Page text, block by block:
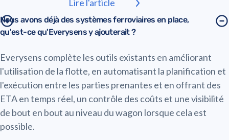
Lire l'article
Nous avons déjà des systèmes ferroviaires en place,
qu'est-ce qu'Everysens y ajouterait ?
Everysens complète les outils existants en améliorant
l'utilisation de la flotte, en automatisant la planification et
l'exécution entre les parties prenantes et en offrant des
ETA en temps réel, un contrôle des coûts et une visibilité
de bout en bout au niveau du wagon lorsque cela est
possible.